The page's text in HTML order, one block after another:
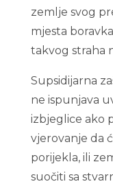
zemlje svog
mjesta
takvog straha
Supsidijarna
ne ispunjava
izbjeglice ako
vjerovanje da
porijekla, ili
suočiti sa